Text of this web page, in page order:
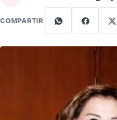
COMPARTIR